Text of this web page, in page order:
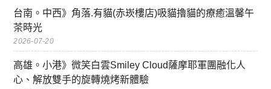
台南。中西》角落.有貓(赤崁樓店)吸貓擼貓的療癒溫馨午
茶時光
2026-07-20
高雄。小港》微笑白雲Smiley Cloud薩摩耶軍團融化人
心、解放雙手的旋轉燒烤新體驗